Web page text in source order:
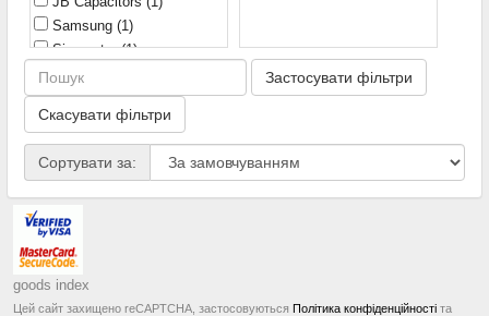
Samsung (1)
Sinometer(1)
Застосувати фільтри
Скасувати фільтри
Сортувати за:
goods index
Цей сайт захищено reCAPTCHA, застосовуються Політика конфіденційності та